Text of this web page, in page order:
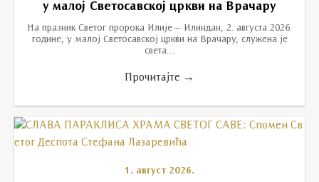
у малој Светосавској цркви на Врачару
На празник Светог пророка Илије – Илиндан, 2. августа 2026.
године, у малој Светосавској цркви на Врачару, служена је
света…
Прочитајте →
1. август 2026.